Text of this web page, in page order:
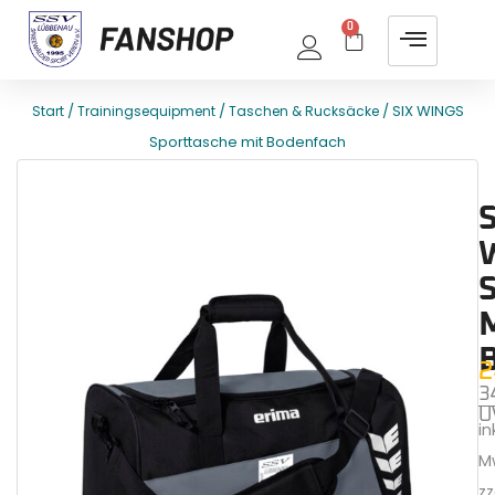
0
Start/Trainingsequipment/Taschen & Rucksäcke/ SIX WINGS
Sporttasche mit Bodenfach